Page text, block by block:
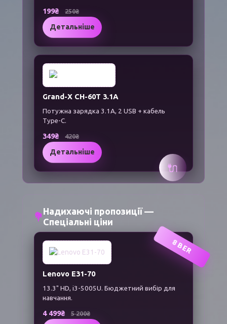
199₴ 250₴
Детальніше
🔌
Grand-X CH-60T 3.1A
Потужна зарядка 3.1A, 2 USB + кабель
Type-C.
349₴ 420₴
Детальніше
💐
Надихаючі пропозиції —
Спеціальні ціни
8 BER
Lenovo E31-70
13.3" HD, i3-5005U. Бюджетний вибір для
навчання.
4 499₴ 5 200₴